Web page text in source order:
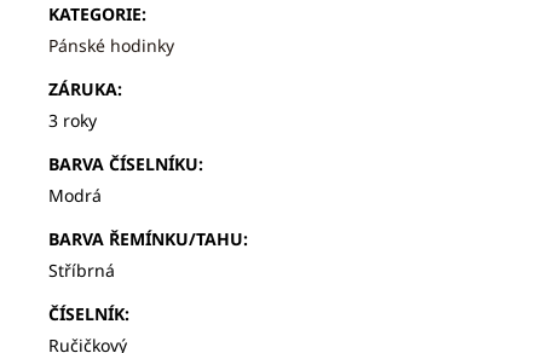
KATEGORIE:
Pánské hodinky
ZÁRUKA:
3 roky
BARVA ČÍSELNÍKU:
Modrá
BARVA ŘEMÍNKU/TAHU:
Stříbrná
ČÍSELNÍK:
Ručičkový